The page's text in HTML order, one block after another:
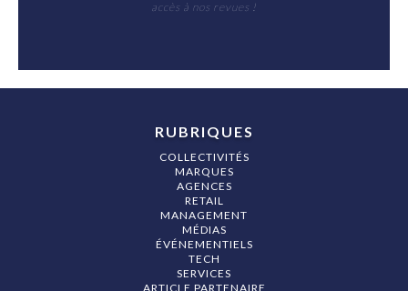
accès à nos revues !
RUBRIQUES
COLLECTIVITÉS
MARQUES
AGENCES
RETAIL
MANAGEMENT
MÉDIAS
ÉVÉNEMENTIELS
TECH
SERVICES
ARTICLE PARTENAIRE